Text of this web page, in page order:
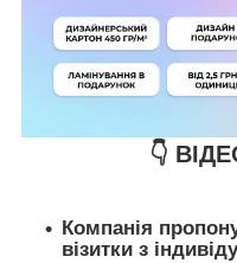
👇
Компанія
візитки з